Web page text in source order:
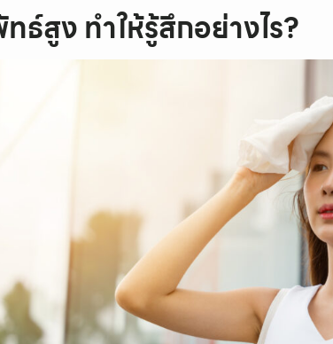
ธ์สูง ทำให้รู้สึกอย่างไร?